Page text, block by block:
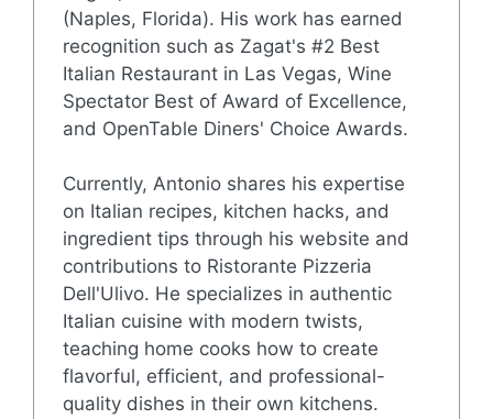
(Naples, Florida). His work has earned
recognition such as Zagat's #2 Best
Italian Restaurant in Las Vegas, Wine
Spectator Best of Award of Excellence,
and OpenTable Diners' Choice Awards.
Currently, Antonio shares his expertise
on Italian recipes, kitchen hacks, and
ingredient tips through his website and
contributions to Ristorante Pizzeria
Dell'Ulivo. He specializes in authentic
Italian cuisine with modern twists,
teaching home cooks how to create
flavorful, efficient, and professional-
quality dishes in their own kitchens.